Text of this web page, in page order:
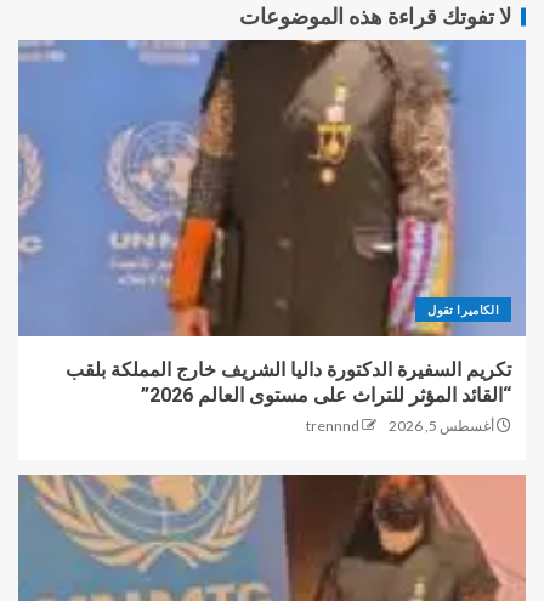
لا تفوتك قراءة هذه الموضوعات
الكاميرا تقول
تكريم السفيرة الدكتورة داليا الشريف خارج المملكة بلقب
“القائد المؤثر للتراث على مستوى العالم 2026”
أغسطس 5, 2026 trennnd